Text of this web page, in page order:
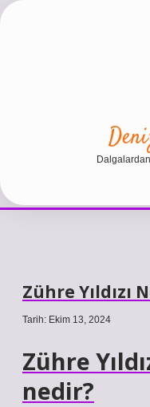
Zühre Yıldızı
Tarih: Ekim 13, 2024
Zühre
nedir?